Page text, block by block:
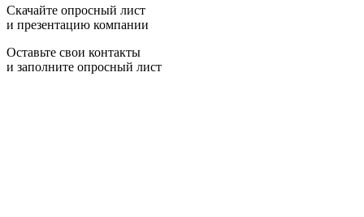
Скачайте опросный лист
и презентацию компании
Оставьте свои контакты
и заполните опросный лист